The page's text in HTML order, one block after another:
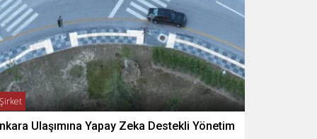
Şirket
Ulaşımına Yapay Zeka Destekli Yönetim